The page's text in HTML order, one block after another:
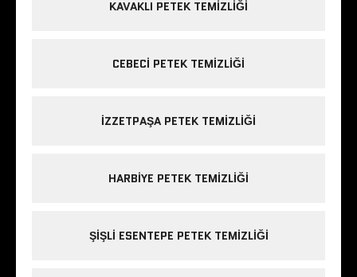
KAVAKLI PETEK TEMIZLIĞI
CEBECI PETEK TEMIZLIĞI
IZZETPAŞA PETEK TEMIZLIĞI
HARBIYE PETEK TEMIZLIĞI
ŞIŞLI ESENTEPE PETEK TEMIZLIĞI